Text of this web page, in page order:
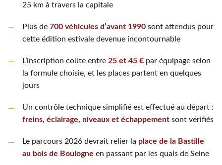
25 km à travers la capitale
Plus de 700 véhicules d’avant 1990sont attendus pour
cette édition estivale devenue incontournable
L’inscription coûte entre 25 et 45 €par équipage selon
la formule choisie, et les places partent en quelques
jours
Un contrôle technique simplifié est effectué au départ :
freins, éclairage, niveaux et échappementsont vérifiés
Le parcours 2026 devrait relier la place de la Bastille
au bois de Boulogne en passant par les quais de Seine